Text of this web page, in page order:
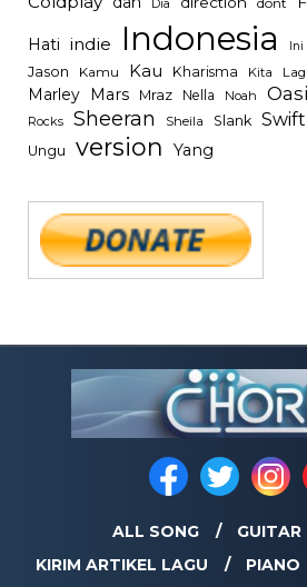
Dia
Hati indie Indonesia Ini
Jason Kamu Kau Kharisma Kita Lagi
Marley Mars Mraz Nella Noah
Rocks Sheeran Sheila Slank Swift
Ungu version Yang
ALL SONG
GUITAR
KIRIM ARTIKEL LAGU
PIANO